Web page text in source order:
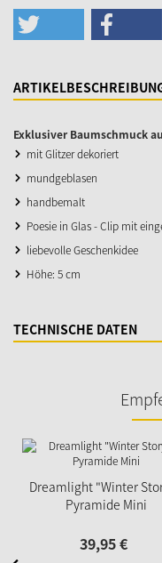
Exklusiver Baumschmuck
mit Glitzer dekoriert
mundgeblasen
handbemalt
Poesie in Glas - Clip mit
liebevolle Geschenkidee
Höhe: 5 cm
TECHNISCHE DATEN
Dreamlight "Winter
Pyramide Mini
39,95€